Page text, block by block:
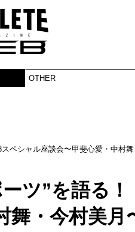
OTHER
ペシャル座談会〜甲斐心愛・中村
ツ”を語る！
舞・今村美月